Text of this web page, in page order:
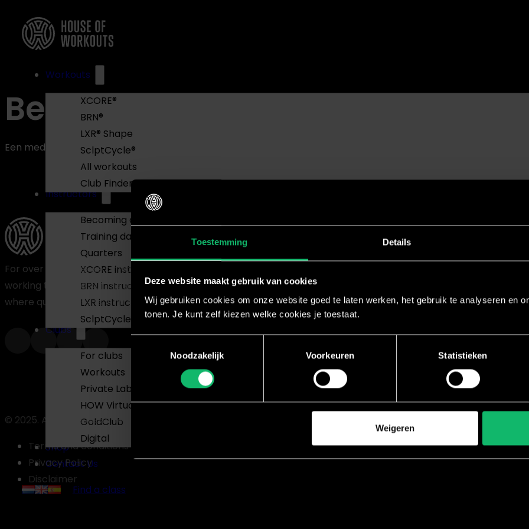
Toestemming Details
Deze website maakt gebruik van cookies
Wij gebruiken cookies om onze website goed te laten werken, het gebruik te analyseren en
tonen. Je kunt zelf kiezen welke cookies je toestaat.
Noodzakelijk
Voorkeuren Statistieken
Weigeren
Workouts
XCORE®
BRN®
LXR® Shape
SclptCycle®
All workouts
Club Finder
Instructors
Becoming an instructor
Training days
Quarters
XCORE instructor
BRN instructor
LXR instructor
SclptCycle instructor
Clubs
For clubs
Workouts
Private Label Group Lessons
HOW Virtual
GoldClub
Digital
Shop
Contact Us
Find a class
Bedankt!
Een medewerker neemt binnenkort contact met je op. In de tussentijd... volg ons op social media.
For over 20 years, we at House of Workouts have been
working to realize our mission of creating fitness programs
where quality, results, and FUN are central.
LXR®
© 2025. All Rights Reserved
Terms and conditions
Privacy Policy
Disclaimer